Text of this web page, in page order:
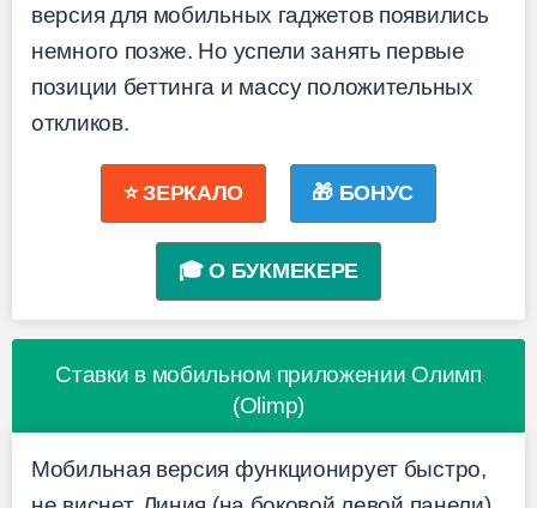
версия для мобильных гаджетов появились
немного позже. Но успели занять первые
позиции беттинга и массу положительных
откликов.
⭐ ЗЕРКАЛО 🎁 БОНУС
🎓 О БУКМЕКЕРЕ
Ставки в мобильном приложении Олимп
(Olimp)
Мобильная версия функционирует быстро,